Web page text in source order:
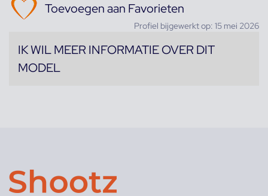
Toevoegen aan Favorieten
Profiel bijgewerkt op: 15 mei 2026
IK WIL MEER INFORMATIE OVER DIT
MODEL